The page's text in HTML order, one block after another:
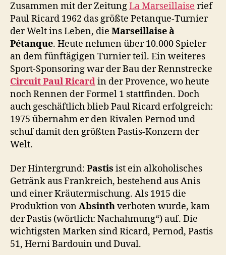
Zusammen mit der ZeitungLa Marseillaise rief
Paul Ricard 1962 das größte Petanque-Turnier
der Welt ins Leben, die Marseillaise à
Pétanque. Heute nehmen über 10.000 Spieler
an dem fünftägigen Turnier teil. Ein weiteres
Sport-Sponsoring war der Bau der Rennstrecke
Circuit Paul Ricardin der Provence, wo heute
noch Rennen der Formel 1 stattfinden. Doch
auch geschäftlich blieb Paul Ricard erfolgreich:
1975 übernahm er den Rivalen Pernod und
schuf damit den größten Pastis-Konzern der
Welt.
Der Hintergrund: Pastis ist ein alkoholisches
Getränk aus Frankreich, bestehend aus Anis
und einer Kräutermischung. Als 1915 die
Produktion vonAbsinthverboten wurde, kam
der Pastis (wörtlich: Nachahmung“) auf. Die
wichtigsten Marken sind Ricard, Pernod, Pastis
51, Herni Bardouin und Duval.